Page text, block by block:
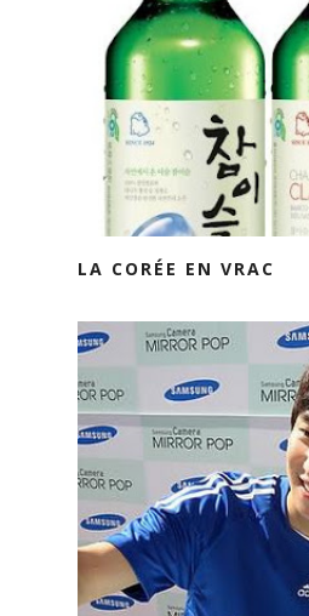
LA CORÉE EN VRAC